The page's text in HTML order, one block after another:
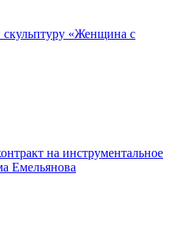
«Женщина с
на инструментальное
Емельянова